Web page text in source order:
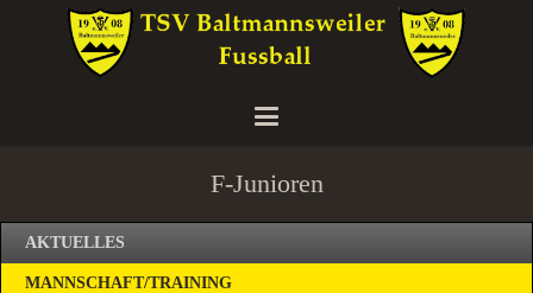
F-Junioren
AKTUELLES
MANNSCHAFT/TRAINING